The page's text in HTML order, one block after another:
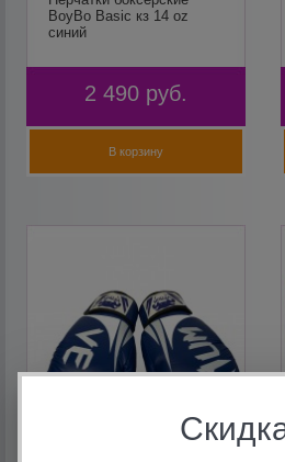
BoyBo Basic кз 14 oz
синий
2 490 руб.
В корзину